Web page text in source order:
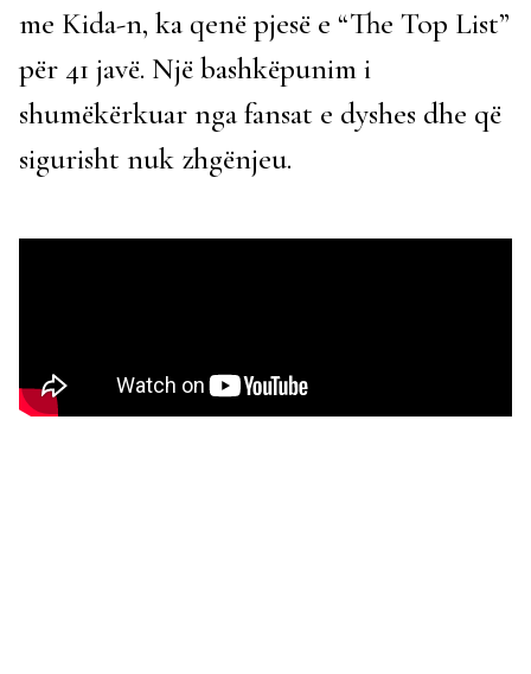
me Kida-n, ka qenë pjesë e “The Top List”
për 41 javë. Një bashkëpunim i
shumëkërkuar nga fansat e dyshes dhe që
sigurisht nuk zhgënjeu.